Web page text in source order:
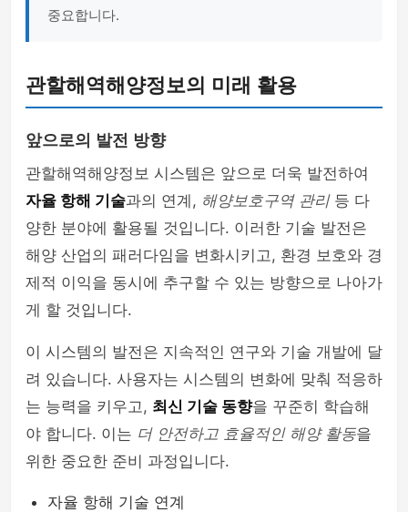
중요합니다.
관할해역해양정보의 미래 활용
앞으로의 발전 방향
관할해역해양정보 시스템은 앞으로 더욱 발전하여
자율 항해 기술과의 연계, 해양보호구역 관리등 다
양한 분야에 활용될 것입니다. 이러한 기술 발전은
해양 산업의 패러다임을 변화시키고, 환경 보호와 경
제적 이익을 동시에 추구할 수 있는 방향으로 나아가
게 할 것입니다.
이 시스템의 발전은 지속적인 연구와 기술 개발에 달
려 있습니다. 사용자는 시스템의 변화에 맞춰 적응하
는 능력을 키우고, 최신 기술 동향을 꾸준히 학습해
야 합니다. 이는 더 안전하고 효율적인 해양 활동을
위한 중요한 준비 과정입니다.
자율 항해 기술 연계